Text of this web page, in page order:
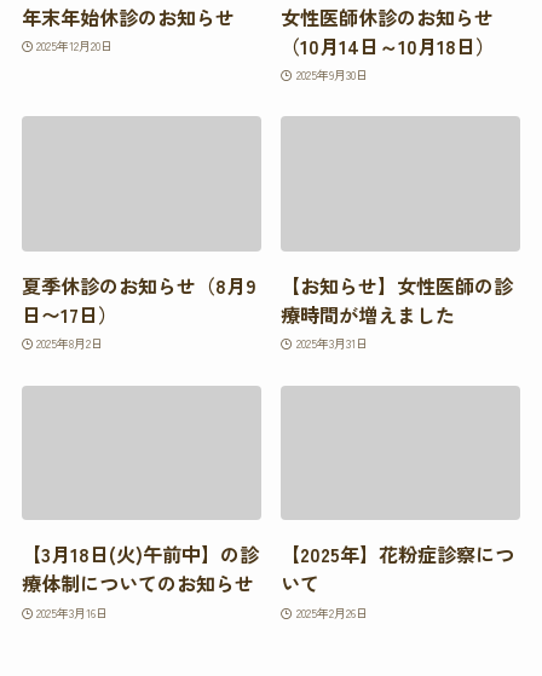
年末年始休診のお知らせ
2025年12月20日
女性医師休診のお知らせ
（10月14日～10月18日）
2025年9月30日
夏季休診のお知らせ（8月9
日〜17日）
2025年8月2日
【お知らせ】女性医師の診
療時間が増えました
2025年3月31日
【3月18日(火)午前中】の診
療体制についてのお知らせ
2025年3月16日
【2025年】花粉症診察につ
いて
2025年2月26日